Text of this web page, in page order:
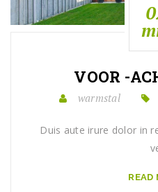
VOOR -
warmstal
Duis aute irure dolor in
READ